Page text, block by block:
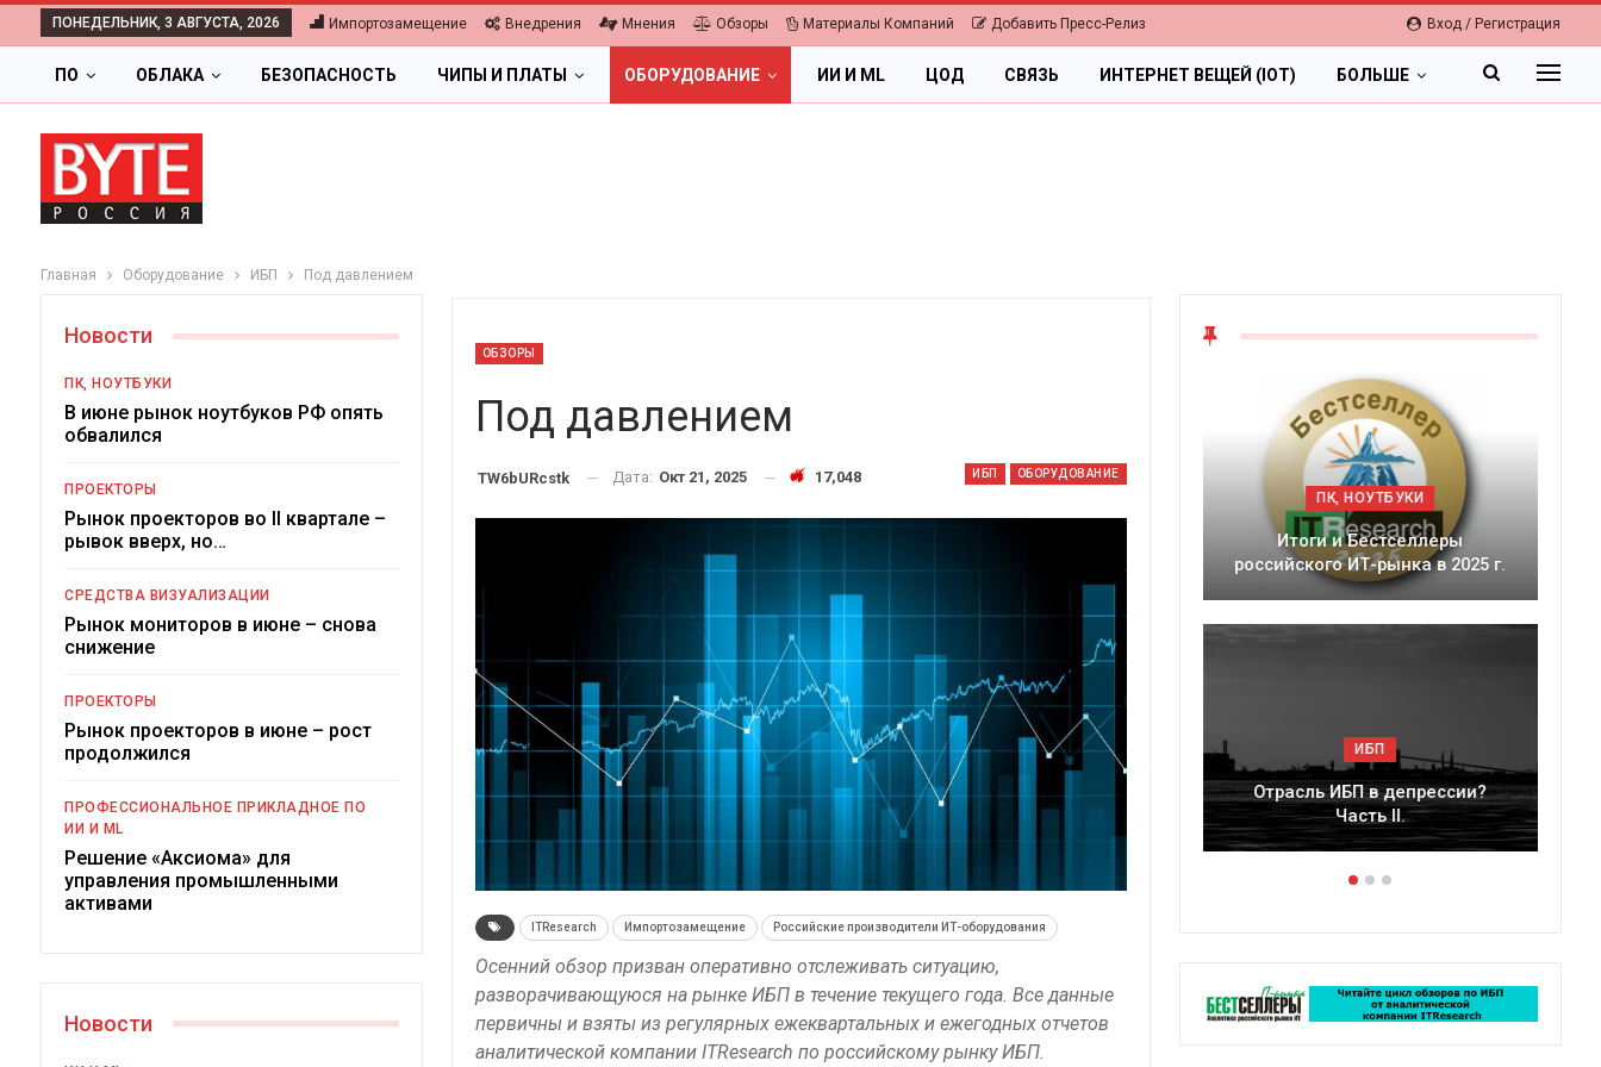
Вход / Регистрация
ПОНЕДЕЛЬНИК, 3 АВГУСТА, 2026 Импортозамещение Внедрения Мнения Обзоры Материалы Компаний Добавить Пресс-Релиз
ПО ОБЛАКА БЕЗОПАСНОСТЬ ЧИПЫ И ПЛАТЫ ОБОРУДОВАНИЕ ИИ И ML ЦОД СВЯЗЬ ИНТЕРНЕТ ВЕЩЕЙ (IOT) БОЛЬШЕ
Главная Оборудование ИБП Под давлением
ОБЗОРЫ
Под давлением
ИБП ОБОРУДОВАНИЕ
TW6bURcstk Дата: Окт 21, 2025 17,048
ITResearch Импортозамещение Российские производители ИТ-оборудования
Осенний обзор призван оперативно отслеживать ситуацию,
разворачивающуюся на рынке ИБП в течение текущего года. Все данные
первичны и взяты из регулярных ежеквартальных и ежегодных отчетов
аналитической компании ITResearch по российскому рынку ИБП.
Новости
ПК, НОУТБУКИ
В июне рынок ноутбуков РФ опять
обвалился
ПРОЕКТОРЫ
Рынок проекторов во II квартале –
рывок вверх, но…
СРЕДСТВА ВИЗУАЛИЗАЦИИ
Рынок мониторов в июне – снова
снижение
ПРОЕКТОРЫ
Рынок проекторов в июне – рост
продолжился
ПРОФЕССИОНАЛЬНОЕ ПРИКЛАДНОЕ ПО
ИИ И ML
Решение «Аксиома» для
управления промышленными
активами
Новости
ОБЛАКА
Цифровая экономика 2026.
ИБП
Подкосят ли глобальные угрозы
российский рынок ИБП?
ПК, НОУТБУКИ
Итоги и Бестселлеры
российского ИТ-рынка в 2025 г.
ИБП
Отрасль ИБП в депрессии?
Часть II.